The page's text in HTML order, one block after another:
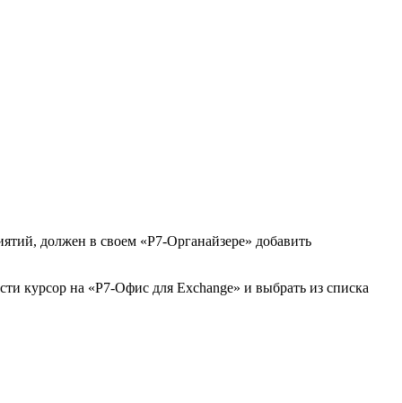
должен в своем «Р7-Органайзере» добавить
курсор на «Р7-Офис для Exchange» и выбрать из списка